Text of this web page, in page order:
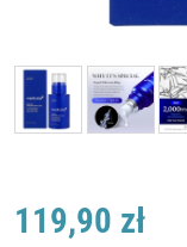
119,90 zł